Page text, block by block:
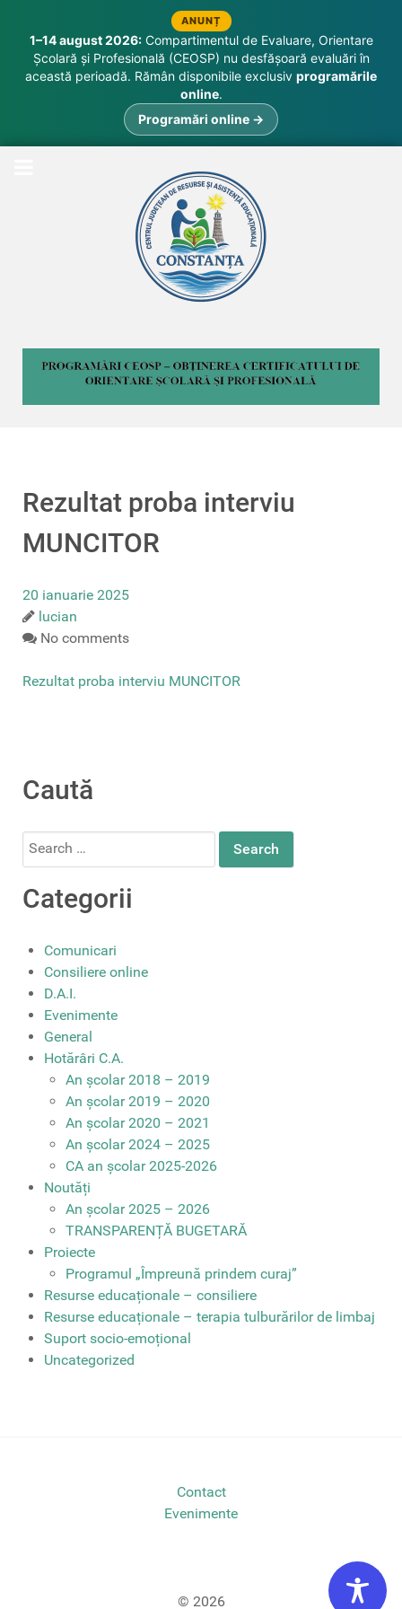
ANUNȚ
1–14 august 2026:Compartimentul de Evaluare, Orientare
Școlară și Profesională (CEOSP) nu desfășoară evaluări în
această perioadă. Rămân disponibile exclusiv programările
online.
Programări online →
Rezultat proba interviu
MUNCITOR
20 ianuarie 2025
lucian
No comments
Rezultat proba interviu MUNCITOR
Caută
Search
Categorii
Comunicari
Consiliere online
D.A.I.
Evenimente
General
Hotărâri C.A.
An școlar 2018 – 2019
An școlar 2019 – 2020
An școlar 2020 – 2021
An școlar 2024 – 2025
CA an școlar 2025-2026
Noutăți
An școlar 2025 – 2026
TRANSPARENȚĂ BUGETARĂ
Proiecte
Programul „Împreună prindem curaj”
Resurse educaționale – consiliere
Resurse educaționale – terapia tulburărilor de limbaj
Suport socio-emoțional
Uncategorized
Contact
Evenimente
© 2026